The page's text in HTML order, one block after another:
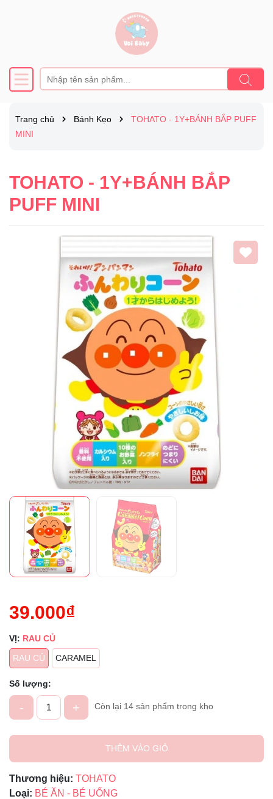
Trang chủ Bánh Kẹo
TOHATO - 1Y+BÁNH BẮP PUFF
MINI
TOHATO - 1Y+BÁNH BẮP
PUFF MINI
39.000₫
VỊ: RAU CỦ
RAU CỦ
CARAMEL
Số lượng:
- + Còn lại 14 sản phẩm trong kho
THÊM VÀO GIỎ
Thương hiệu: TOHATO
Loại: BÉ ĂN - BÉ UỐNG
Mã giảm giá:
Ngày hết hạn:
Điều kiện: